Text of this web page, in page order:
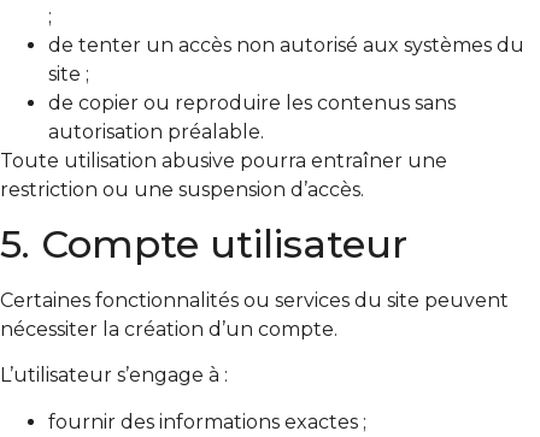
;
de tenter un accès non autorisé aux systèmes du
site ;
de copier ou reproduire les contenus sans
autorisation préalable.
Toute utilisation abusive pourra entraîner une
restriction ou une suspension d’accès.
5. Compte utilisateur
Certaines fonctionnalités ou services du site peuvent
nécessiter la création d’un compte.
L’utilisateur s’engage à :
fournir des informations exactes ;